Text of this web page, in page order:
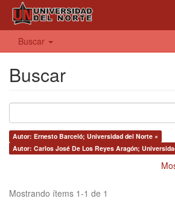
Buscar
Buscar
Autor: Ernesto Barceló; Universidad del Norte ×
Autor: Carlos José De Los Reyes Aragón;
Mostrando ítems 1-1 de 1